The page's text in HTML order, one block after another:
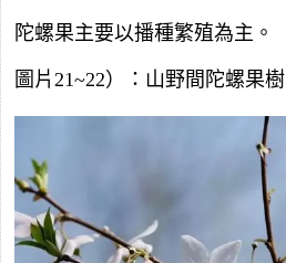
陀螺果主要以播種繁殖為主。
圖片21~22）：山野間陀螺果樹